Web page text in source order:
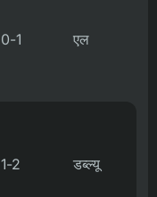
0-1 एल
1-2 डब्ल्यू